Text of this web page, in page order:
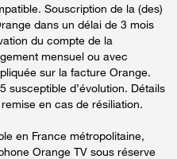
Souscription de la (des)
dans un délai de 3 mois
du compte de la
mensuel ou avec
sur la facture Orange.
susceptible d’évolution. Détails
en cas de résiliation.
en France métropolitaine,
Orange TV sous réserve